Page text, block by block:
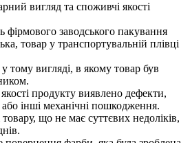
вигляд та споживчі якості
фірмового заводського пакування
товар у транспортувальній плівці
тому вигляді, в якому товар був
продукту виявлено дефекти,
інші механічні пошкодження.
що не має суттєвих недоліків,